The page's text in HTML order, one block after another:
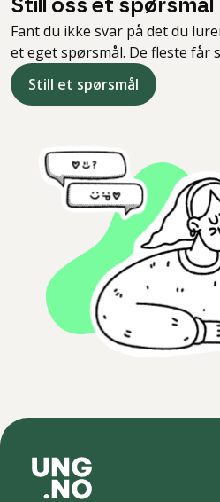
Still oss et spørsmål
Fant du ikke svar på det du
et eget spørsmål. De fleste får
Still et spørsmål